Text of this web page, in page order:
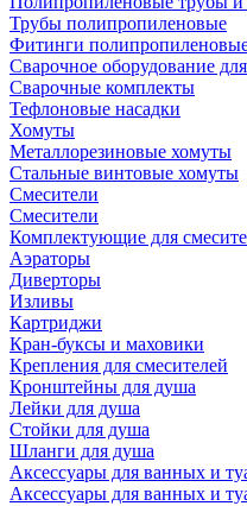
Трубы полипропиленовые
Фитинги
Сварочное оборудование
Сварочные комплекты
Тефлоновые насадки
Хомуты
Металлорезиновые хомуты
Стальные винтовые хомуты
Смесители
Смесители
Комплектующие для
Аэраторы
Диверторы
Изливы
Картриджи
Кран-буксы и маховики
Крепления для смесителей
Кронштейны для душа
Лейки для душа
Стойки для душа
Шланги для душа
Аксессуары для ванных и
Аксессуары для ванных и